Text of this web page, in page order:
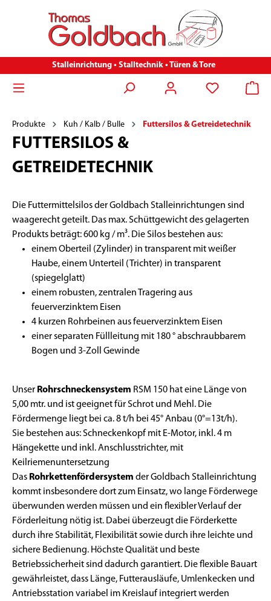
Stalleinrichtung • Stalltechnik • Türen & Tore
Produkte Kuh / Kalb / Bulle Futtersilos & Getreidetechnik
FUTTERSILOS &
GETREIDETECHNIK
Die Futtermittelsilos der Goldbach Stalleinrichtungen sind
waagerecht geteilt. Das max. Schüttgewicht des gelagerten
Produkts beträgt: 600 kg / m³. Die Silos bestehen aus:
einem Oberteil (Zylinder) in transparent mit weißer
Haube, einem Unterteil (Trichter) in transparent
(spiegelglatt)
einem robusten, zentralen Tragering aus
feuerverzinktem Eisen
4 kurzen Rohrbeinen aus feuerverzinktem Eisen
einer separaten Füllleitung mit 180 ° abschraubbarem
Bogen und 3-Zoll Gewinde
Unser Rohrschneckensystem RSM 150 hat eine Länge von
5,00 mtr. und ist geeignet für Schrot und Mehl. Die
Fördermenge liegt bei ca. 8 t/h bei 45° Anbau (0°=13t/h).
Sie bestehen aus: Schneckenkopf mit E-Motor, inkl. 4 m
Hängekette und inkl. Anschlusstrichter, mit
Keilriemenuntersetzung
Das Rohrkettenfördersystem der Goldbach Stalleinrichtung
kommt insbesondere dort zum Einsatz, wo lange Förderwege
überwunden werden müssen und ein flexibler Verlauf der
Förderleitung nötig ist. Dabei überzeugt die Förderkette
durch ihre Stabilität, Flexibilität sowie durch ihre leichte und
sichere Bedienung. Höchste Qualität und beste
Betriebssicherheit sind dadurch garantiert. Die flexible Bauart
gewährleistet, dass Länge, Futterausläufe, Umlenkecken und
Antriebsstation variabel im Kreislauf integriert werden